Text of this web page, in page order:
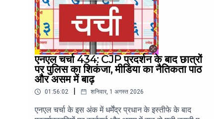
एनएल चर्चा 434: CJP प्रदर्शन के बाद छात्रों
पर पुलिस का शिकंजा, मीडिया का नैतिकता पाठ
और असम में बाढ़
01:56:02 शनिवार, 1 अगस्त 2026
एनएल चर्चा के इस अंक में धर्मेंद्र प्रधान के इस्तीफे के बाद